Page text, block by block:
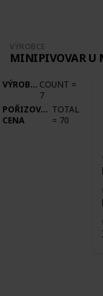
VÝROBCE
MINIPIVOVAR U
VÝROBCE COUNT =
7
POŘIZOVACÍ
CENA
TOTAL
= 70